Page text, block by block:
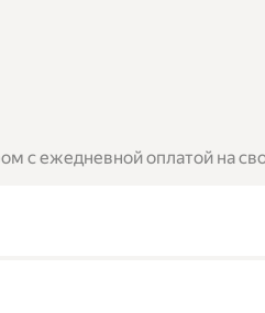
с ежедневной оплатой на